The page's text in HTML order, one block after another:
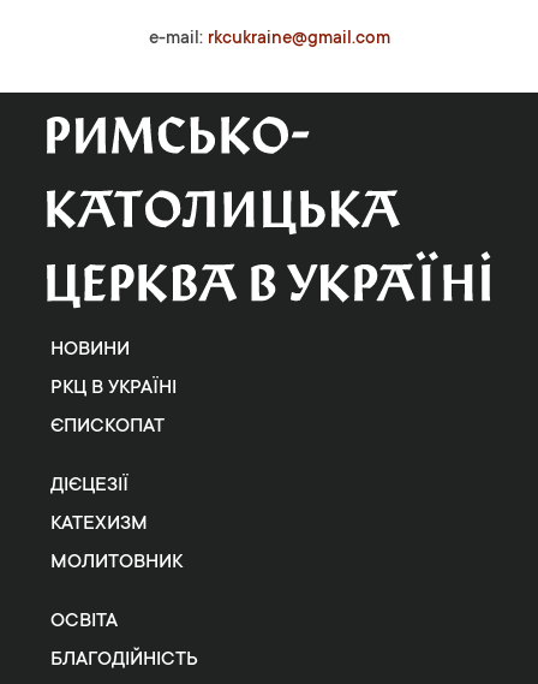
e-mail: rkcukraine@gmail.com
НОВИНИ
РКЦ В УКРАЇНІ
ЄПИСКОПАТ
ДІЄЦЕЗІЇ
КАТЕХИЗМ
МОЛИТОВНИК
ОСВІТА
БЛАГОДІЙНІСТЬ